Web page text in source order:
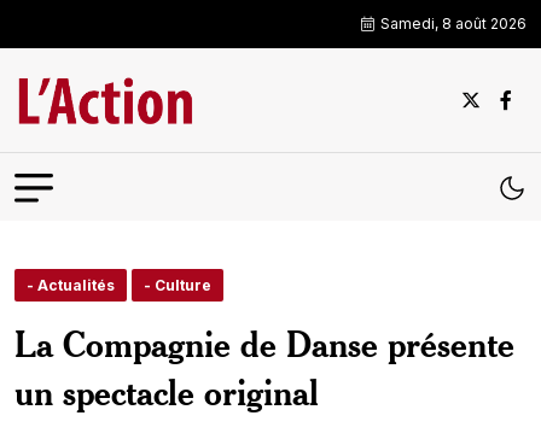
Samedi, 8 août 2026
- Actualités - Culture
La Compagnie de Danse présente
un spectacle original